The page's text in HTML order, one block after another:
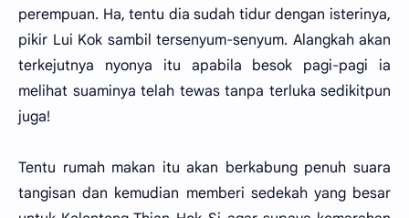
perempuan. Ha, tentu dia sudah tidur dengan isterinya,
pikir Lui Kok sambil tersenyum-senyum. Alangkah akan
terkejutnya nyonya itu apabila besok pagi-pagi ia
melihat suaminya telah tewas tanpa terluka sedikitpun
juga!
Tentu rumah makan itu akan berkabung penuh suara
tangisan dan kemudian memberi sedekah yang besar